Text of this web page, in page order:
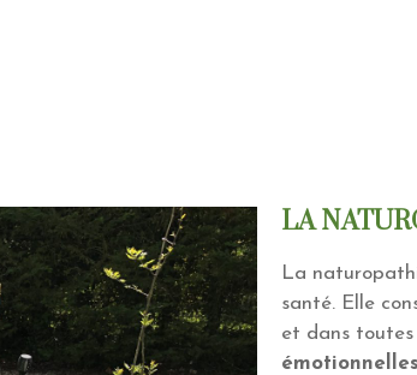
LA
La
santé. Elle
et dans toutes